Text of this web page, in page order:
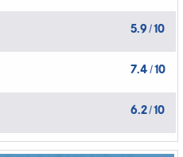
5.9 /10
7.4 /10
6.2/10